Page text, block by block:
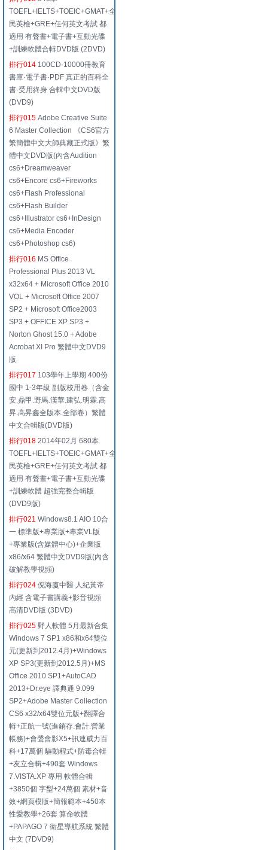
TOEFL+IELTS+TOEIC+GMAT+全
民英檢+GRE+任何英文考試 都
適用 有聲書+電子書+互動光碟
+訓練軟體合輯DVD版 (2DVD)
排行014 100CD·10000冊教育
書庫·電子書·PDF 真正的百科全
書·受用終身 合輯中文DVD版
(DVD9)
排行015 Adobe Creative Suite
6 Master Collection 《CS6官方
繁簡體中文大師典藏正式版》繁
體中文DVD版(內含Audition
cs6+Dreamweaver
cs6+Encore cs6+Fireworks
cs6+Flash Professional
cs6+Flash Builder
cs6+Illustrator cs6+InDesign
cs6+Media Encoder
cs6+Photoshop cs6)
排行016 MS Office
Professional Plus 2013 VL
x32x64 + Microsoft Office 2010
VOL + Microsoft Office 2007
SP2 + Microsoft Office2003
SP3 + OFFICE XP SP3 +
Norton Ghost 15.0 + Adobe
Acrobat XI Pro 繁體中文DVD9
版
排行017 103學年上學期 400份
國中 1-3年級 副版校用卷（含金
安.鼎甲.野馬.漢華.建弘.明霖.高
昇.高昇鑫全版本.全部卷）繁體
中文合輯版(DVD版)
排行018 2014年02月 680本
TOEFL+IELTS+TOEIC+GMAT+全
民英檢+GRE+任何英文考試 都
適用 有聲書+電子書+互動光碟
+訓練軟體 超強完整合輯版
(DVD9版)
排行021 Windows8.1 AIO 10合
一 標準版+專業版+專業VL版
+專業版(含媒體中心)+企業版
x86/x64 繁體中文DVD9版(內含
破解教學視頻)
排行024 倪海廈中醫 人紀黃帝
內經 含電子書講義+影音視頻
高清DVD版 (3DVD)
排行025 野人軟體 5月最新合集
Windows 7 SP1 x86和x64雙位
元(更新到2012.4月)+Windows
XP SP3(更新到2012.5月)+MS
Office 2010 SP1+AutoCAD
2013+Dr.eye 譯典通 9.099
SP2+Adobe Master Collection
CS6 x32/x64雙位元版+翻譯合
輯+正航一號(進銷存.會計.營業
帳務)+會聲會影X5+訊連威力百
科+17萬個 驅動程式+防毒合輯
+友立合輯+490套 Windows
7.VISTA.XP 專用 軟體合輯
+3850個 字型+24萬個 素材+音
效+網頁模版+簡報範本+450本
性愛教學+26套 算命軟體
+PAPAGO 7 衛星導航系統 繁體
中文 (7DVD9)